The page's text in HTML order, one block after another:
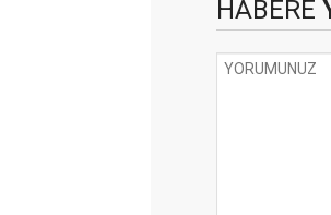
HABERE